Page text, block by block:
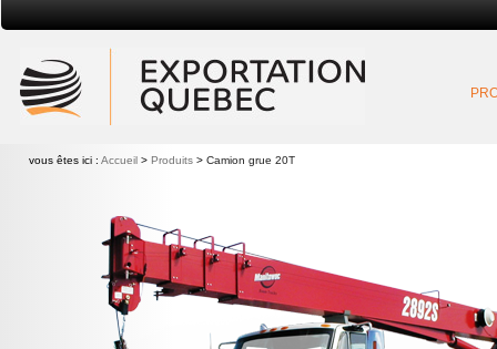
vous êtes ici : Accueil> Produits> Camion grue 20T